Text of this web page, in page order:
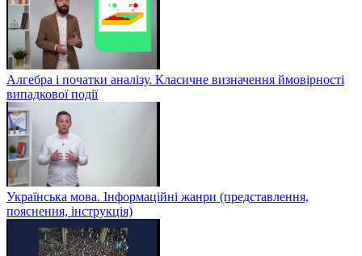
Алгебра і початки аналізу. Класичне визначення ймовірності
випадкової події
Українська мова. Інформаційні жанри (представлення,
пояснення, інструкція)